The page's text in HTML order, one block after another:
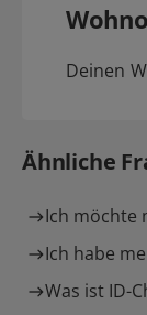
Deinen
Ähnliche
Ich möchte
Ich habe
Was ist ID-